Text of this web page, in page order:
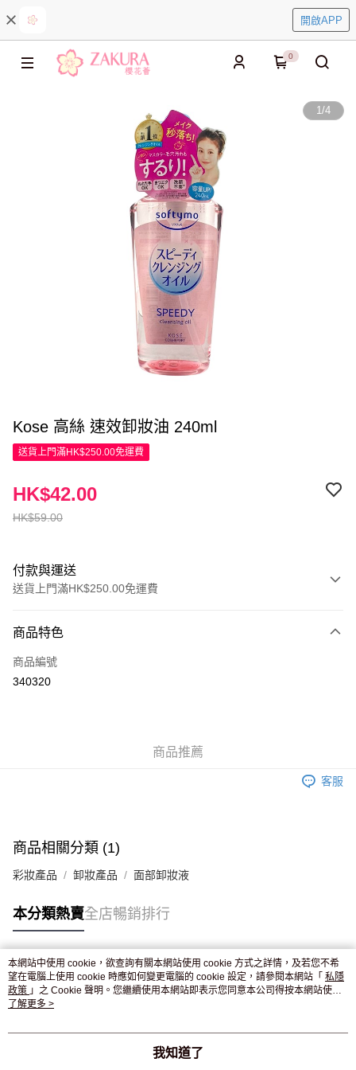
開啟APP
0
1/4
Kose 高絲 速效卸妝油 240ml
送貨上門滿HK$250.00免運費
HK$59.00
HK$42.00
付款與運送
送貨上門滿HK$250.00免運費
信用卡
Apple Pay
付款後門市自取，訂單確認後2-4個工作天到店，7天內取。逾期後
商品特色
商品編號
340320
商品推薦
客服
商品相關分類 (1)
彩妝產品 卸妝產品 面部卸妝液
本分類熱賣全店暢銷排行
熱門標籤
熱銷排行
本網站中使用 cookie，欲查詢有關本網站使用 cookie 方式之詳情，及若您不希
望在電腦上使用 cookie 時應如何變更電腦的 cookie 設定，請參閱本網站「 私隱
政策 」之 Cookie 聲明。您繼續使用本網站即表示您同意本公司得按本網站使用
條款之 Cookie 聲明使用 cookie。
了解更多 >
我知道了